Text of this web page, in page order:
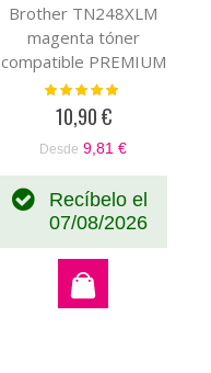
Brother TN248XLM
magenta tóner
compatible PREMIUM
(2,3K)
Valoración:
10,90 €
Desde 9,81 €
Recíbelo el
07/08/2026